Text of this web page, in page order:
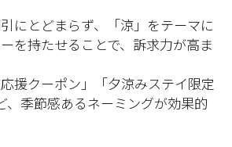
にとどまらず、「涼」をテーマに
を持たせることで、訴求力が高ま
援クーポン」「夕涼みステイ限定
、季節感あるネーミングが効果的